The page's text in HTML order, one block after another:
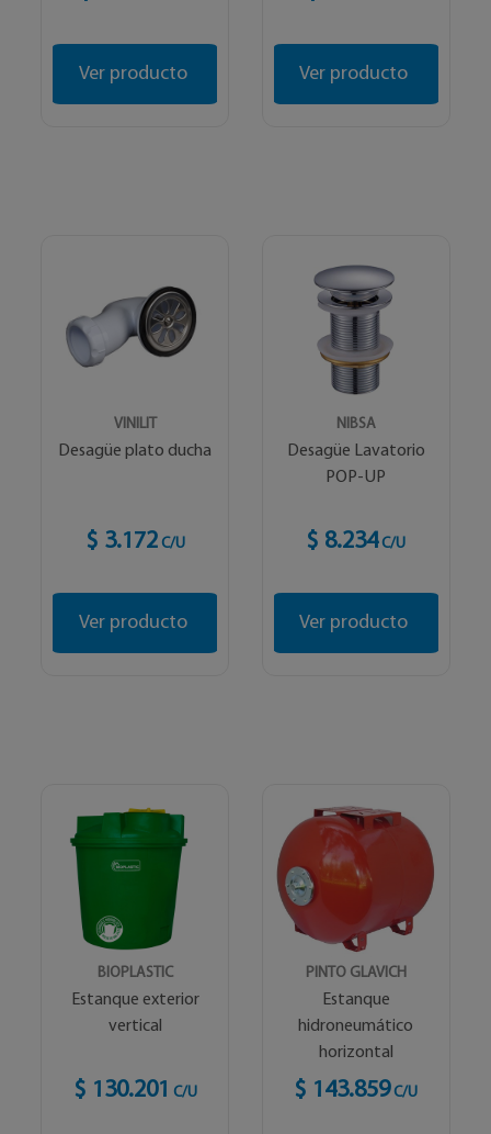
Ver producto Ver producto
VINILIT
Desagüe plato ducha
$ 3.172 C/U
Ver producto
NIBSA
Desagüe Lavatorio
POP-UP
$ 8.234 C/U
Ver producto
BIOPLASTIC
Estanque exterior
vertical
$ 130.201 C/U
PINTO GLAVICH
Estanque
hidroneumático
horizontal
$ 143.859 C/U